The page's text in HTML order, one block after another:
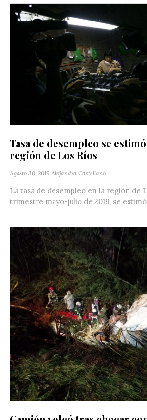
Tasa de desempleo se
región de Los Ríos
Agosto 30, 2019 Alejandra Castellano
La tasa de desempleo en la región de
trimestre mayo-julio de 2019, se estimó